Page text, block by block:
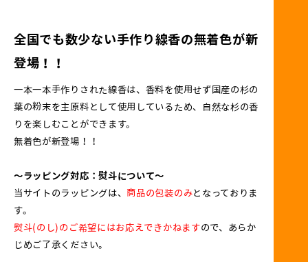
全国でも数少ない手作り線香の無着色が新
登場！！
一本一本手作りされた線香は、香料を使用せず国産の杉の
葉の粉末を主原料として使用しているため、自然な杉の香
りを楽しむことができます。
無着色が新登場！！
～ラッピング対応：熨斗について～
当サイトのラッピングは、 商品の包装のみとなっておりま
す。
熨斗(のし)のご希望にはお応えできかねますので、あらか
じめご了承ください。